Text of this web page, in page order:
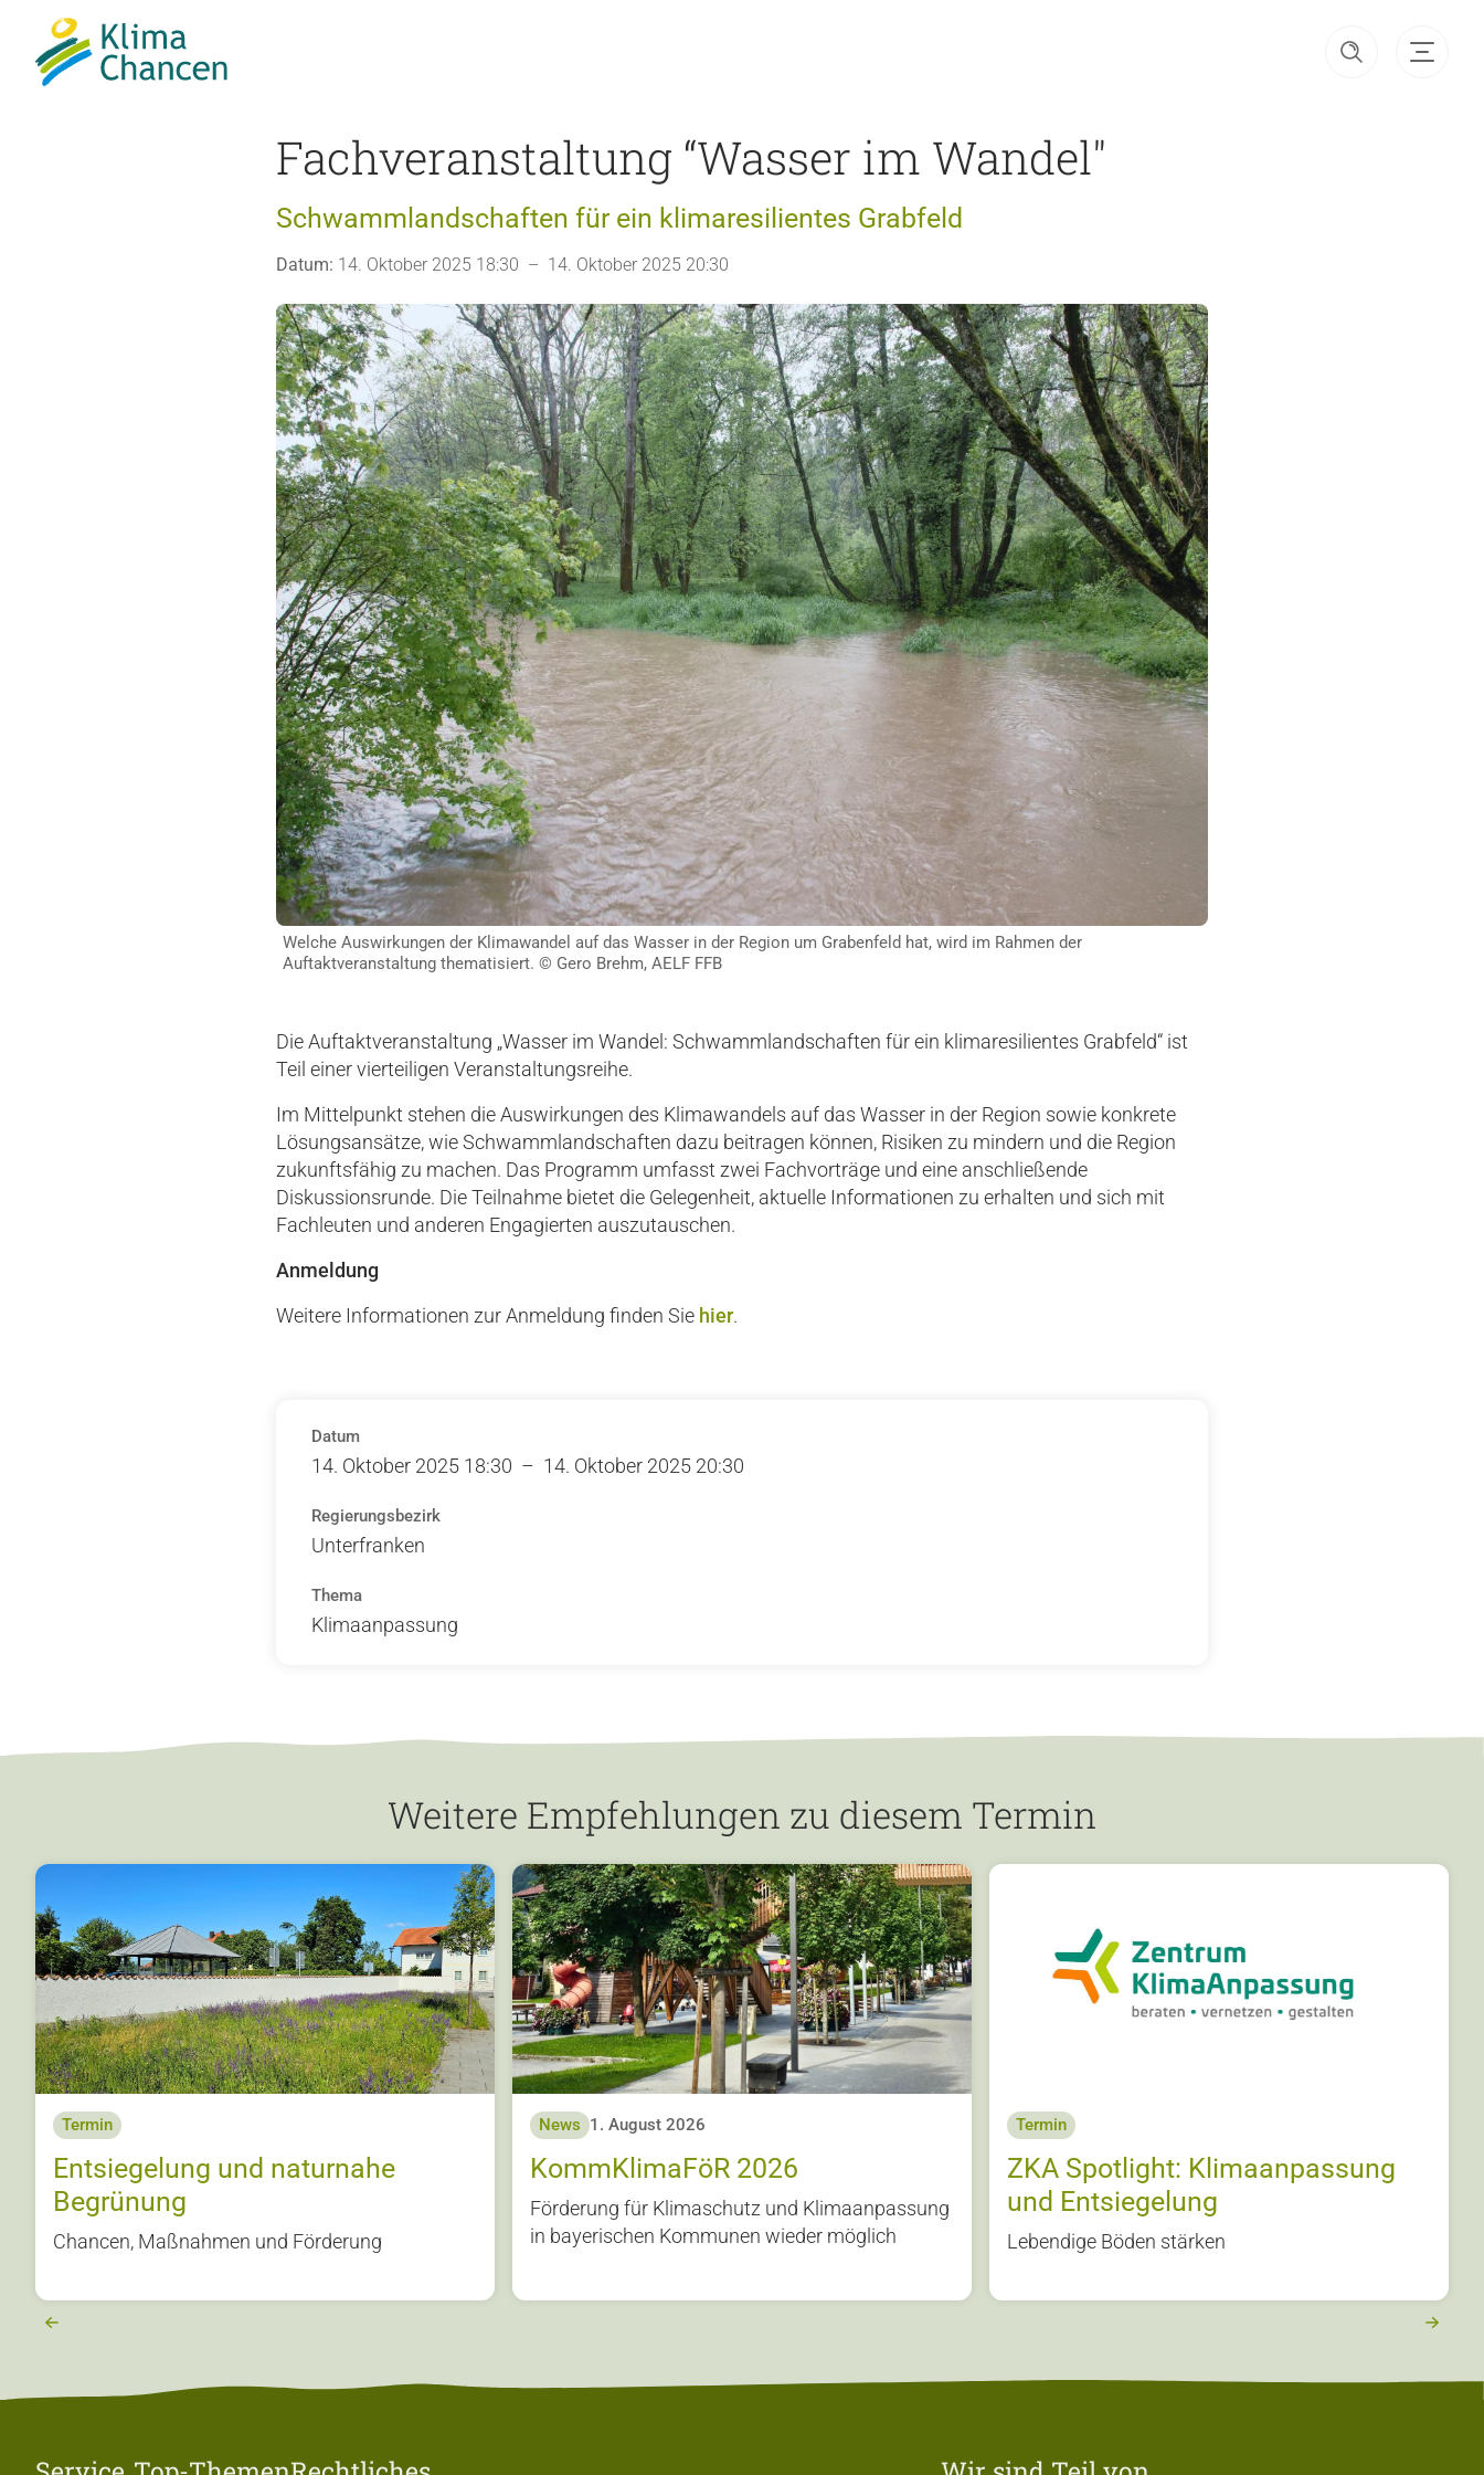
Fachveranstaltung “Wasser im Wandel"
Schwammlandschaften für ein klimaresilientes Grabfeld
Datum: 14. Oktober 2025 18:30 – 14. Oktober 2025 20:30
Welche Auswirkungen der Klimawandel auf das Wasser in der Region um Grabenfeld hat, wird im Rahmen der
Auftaktveranstaltung thematisiert. © Gero Brehm, AELF FFB
Die Auftaktveranstaltung „Wasser im Wandel: Schwammlandschaften für ein klimaresilientes Grabfeld“ ist
Teil einer vierteiligen Veranstaltungsreihe.
Im Mittelpunkt stehen die Auswirkungen des Klimawandels auf das Wasser in der Region sowie konkrete
Lösungsansätze, wie Schwammlandschaften dazu beitragen können, Risiken zu mindern und die Region
zukunftsfähig zu machen. Das Programm umfasst zwei Fachvorträge und eine anschließende
Diskussionsrunde. Die Teilnahme bietet die Gelegenheit, aktuelle Informationen zu erhalten und sich mit
Fachleuten und anderen Engagierten auszutauschen.
Anmeldung
Weitere Informationen zur Anmeldung finden Sie hier.
Datum
14. Oktober 2025 18:30 – 14. Oktober 2025 20:30
Regierungsbezirk
Unterfranken
Thema
Klimaanpassung
Weitere Empfehlungen zu diesem Termin
Termin
Entsiegelung und naturnahe
Begrünung
Chancen, Maßnahmen und Förderung
News 1. August 2026
KommKlimaFöR 2026
Förderung für Klimaschutz und Klimaanpassung
in bayerischen Kommunen wieder möglich
Termin
ZKA Spotlight: Klimaanpassung
und Entsiegelung
Lebendige Böden stärken